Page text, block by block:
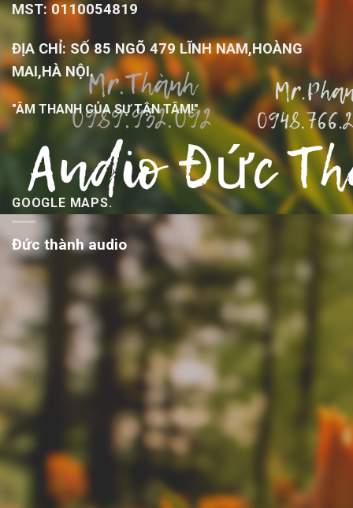
MST: 0110054819
ĐỊA CHỈ: SỐ 85 NGÕ 479 LĨNH NAM,HOÀNG
MAI,HÀ NỘI.
"ÂM THANH CỦA SỰ TẬN TÂM!"
GOOGLE MAPS.
Đức thành audio